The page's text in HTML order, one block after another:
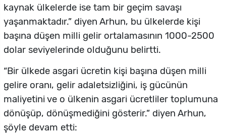
kaynak ülkelerde ise tam bir geçim savaşı
yaşanmaktadır.” diyen Arhun, bu ülkelerde kişi
başına düşen milli gelir ortalamasının 1000-2500
dolar seviyelerinde olduğunu belirtti.
“Bir ülkede asgari ücretin kişi başına düşen milli
gelire oranı, gelir adaletsizliğini, iş gücünün
maliyetini ve o ülkenin asgari ücretliler toplumuna
dönüşüp, dönüşmediğini gösterir.” diyen Arhun,
şöyle devam etti: